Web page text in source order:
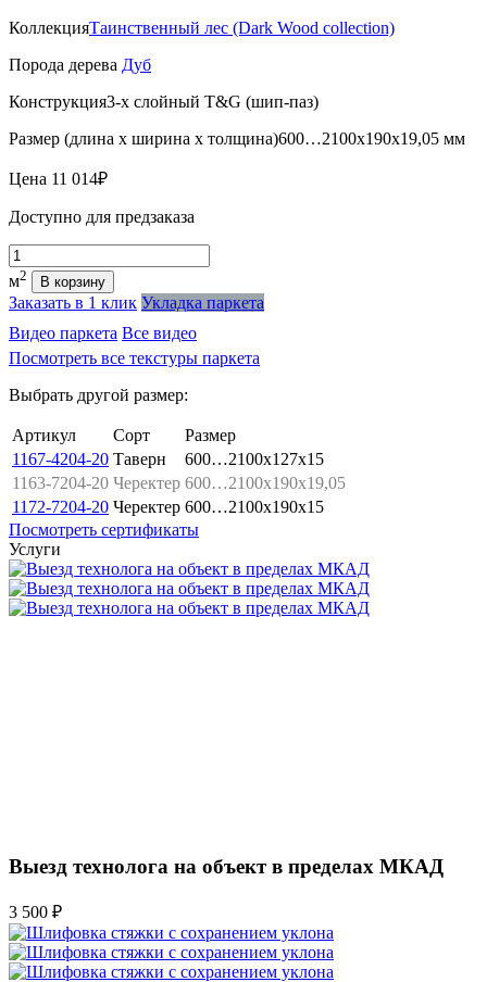
КоллекцияТаинственный лес (Dark Wood collection)
Порода дерева Дуб
Конструкция3-х слойный T&G (шип-паз)
Размер (длина х ширина х толщина)600…2100х190х19,05 мм
Цена 11 014₽
Доступно для предзаказа
Количество
м2 В корзину
Заказать в 1 клик Укладка паркета
Видео паркета Все видео
Посмотреть все текстуры паркета
Выбрать другой размер:
Артикул Сорт
Размер
1167-4204-20 Таверн
600…2100x127x15
1163-7204-20 Черектер 600…2100x190x19,05
1172-7204-20 Черектер 600…2100x190x15
Посмотреть сертификаты
Услуги
Выезд технолога на объект в пределах МКАД
3 500 ₽